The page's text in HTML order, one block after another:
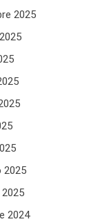
2025
2025
2024